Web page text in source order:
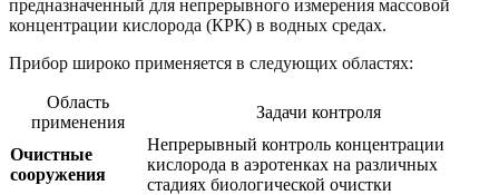
предназначенный для непрерывного измерения массовой
концентрации кислорода (КРК) в водных средах.
Прибор широко применяется в следующих областях:
Область
применения
Задачи контроля
Очистные
сооружения
Непрерывный контроль концентрации
кислорода в аэротенках на различных
стадиях биологической очистки